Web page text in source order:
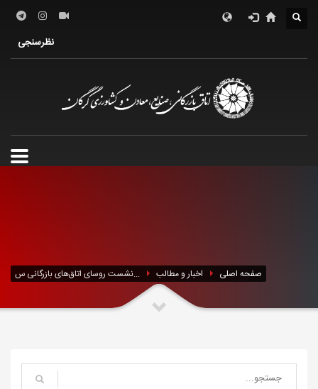
درباره اتاق
معرفی استان
نظرسنجی
نشست روسای اتاق‌های بازرگانی س... اخبار و مطالب صفحه اصلی